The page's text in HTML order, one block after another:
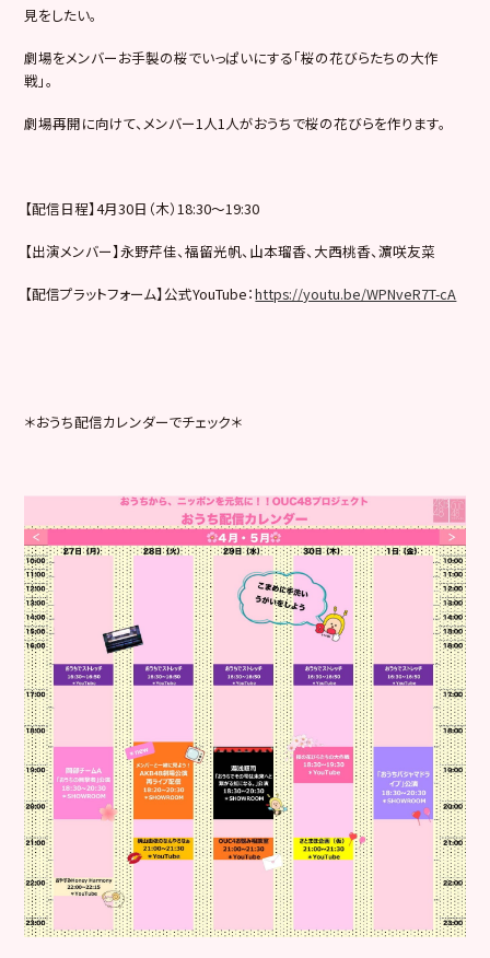
見をしたい。
劇場をメンバーお手製の桜でいっぱいにする「桜の花びらたちの大作
戦」。
劇場再開に向けて、メンバー1人1人がおうちで桜の花びらを作ります。
【配信日程】4月30日（木）18:30〜19:30
【出演メンバー】永野芹佳、福留光帆、山本瑠香、大西桃香、濵咲友菜
【配信プラットフォーム】公式YouTube：https://youtu.be/WPNveR7T-cA
＊おうち配信カレンダーでチェック＊